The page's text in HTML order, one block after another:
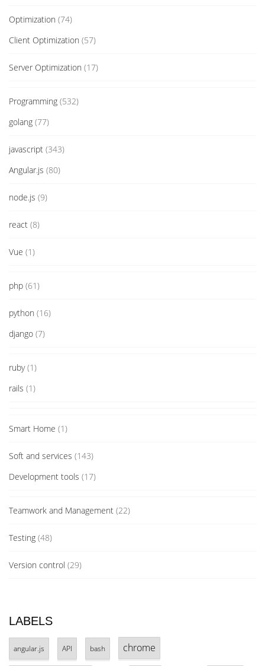
Optimization (74)
Client Optimization (57)
Server Optimization (17)
Programming (532)
golang (77)
javascript (343)
Angular.js (80)
node.js (9)
react (8)
Vue (1)
php (61)
python (16)
django (7)
ruby(1)
rails (1)
Smart Home (1)
Soft and services (143)
Development tools (17)
Teamwork and Management (22)
Testing (48)
Version control (29)
LABELS
angular.js API bash chrome